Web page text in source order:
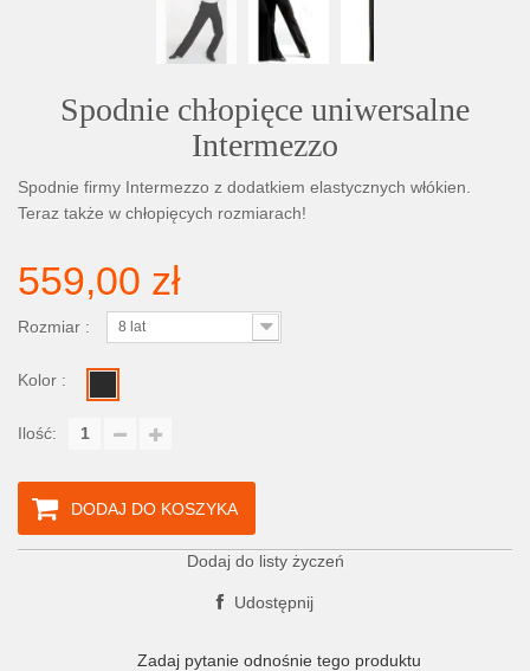
Spodnie chłopięce uniwersalne
Intermezzo
Spodnie firmy Intermezzo z dodatkiem elastycznych włókien.
Teraz także w chłopięcych rozmiarach!
559,00 zł
Rozmiar : 8 lat
Kolor :
Ilość:
DODAJ DO KOSZYKA
Dodaj do listy życzeń
Udostępnij
Zadaj pytanie odnośnie tego produktu